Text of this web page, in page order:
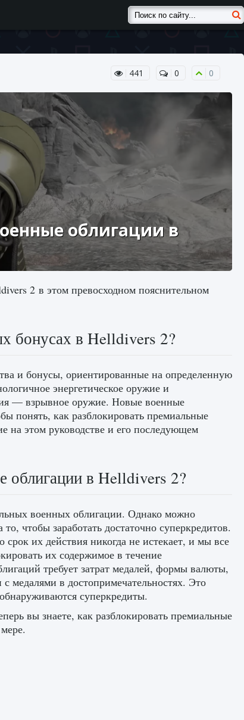
441 0 0
облигации в
2 в этом превосходном пояснительном
бонусах в Helldivers 2?
и бонусы, ориентированные на определенную
энергетическое оружие и
— взрывное оружие. Новые военные
понять, как разблокировать премиальные
на этом руководстве и его последующем
облигации в Helldivers 2?
военных облигации. Однако можно
чтобы заработать достаточно суперкредитов.
их действия никогда не истекает, и мы все
их содержимое в течение
требует затрат медалей, формы валюты,
медалями в достопримечательностях. Это
суперкредиты.
вы знаете, как разблокировать премиальные